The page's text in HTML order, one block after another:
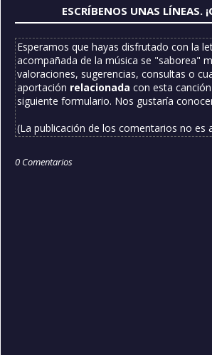
ESCRÍBENOS UNAS LÍNEAS.
Esperamos que hayas disfrutado con la
acompañada de la música se "saborea"
valoraciones, sugerencias, consultas o
aportación relacionada con esta
siguiente formulario. Nos gustaría
(La publicación de los comentarios no es
0 Comentarios